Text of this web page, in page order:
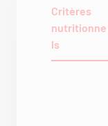
Critères
nutritionne
ls